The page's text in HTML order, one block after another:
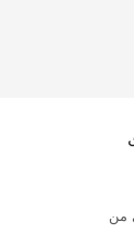
من